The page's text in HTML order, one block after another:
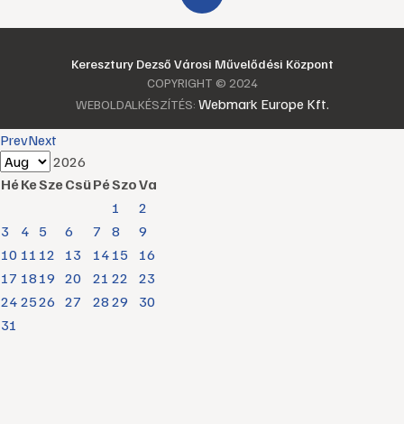
Keresztury Dezső Városi Művelődési Központ
COPYRIGHT © 2024
WEBOLDALKÉSZÍTÉS: Webmark Europe Kft.
PrevNext
2026
HéKeSzeCsüPéSzoVa
1
2
3
4 5 6 7 8
9
10 11 12 13 14 15
16
17 18 19 20 21 22
23
24 2526 27 28 29
30
31